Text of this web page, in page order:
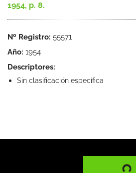
1954, p. 8.
Nº Registro: 55571
Año: 1954
Descriptores:
Sin clasificación específica